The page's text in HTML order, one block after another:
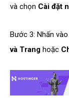
và chọn Cài đặt
Bước 3: Nhấn vào
và Trang hoặc